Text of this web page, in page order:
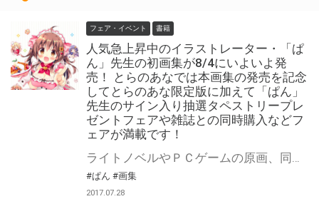
フェア・イベント 書籍
人気急上昇中のイラストレーター・「ぱ
ん」先生の初画集が8/4にいよいよ発
売！ とらのあなでは本画集の発売を記念
してとらのあな限定版に加えて「ぱん」
先生のサイン入り抽選タペストリープレ
ゼントフェアや雑誌との同時購入などフ
ェアが満載です！
#ぱん #画集
2017.07.28